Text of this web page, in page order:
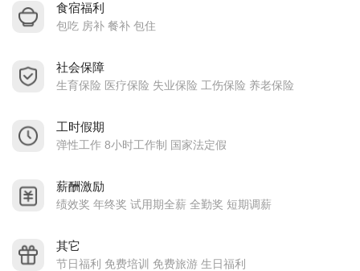
理体系管理体系要求运作，公司秉承“以人为本，科技为先”、“
励创新”、“持续改善，协调发展”的经营理念。
食宿福利
包吃 房补 餐补 包住
社会保障
生育保险 医疗保险 失业保险 工伤保险 养老保险
工时假期
弹性工作 8小时工作制 国家法定假
薪酬激励
绩效奖 年终奖 试用期全薪 全勤奖 短期调薪
其它
节日福利 免费培训 免费旅游 生日福利